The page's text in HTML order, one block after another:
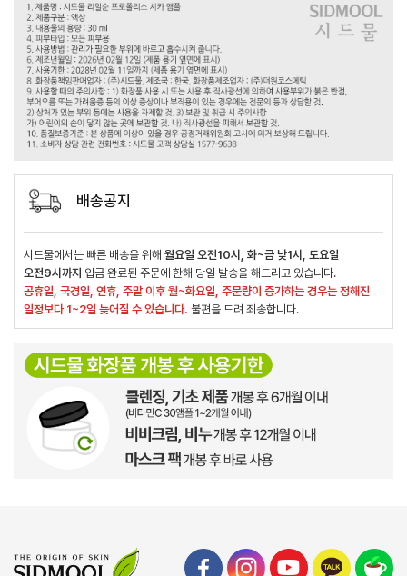
배송공지
시드물에서는 빠른 배송을 위해 월요일 오전10시, 화~금 낮1시, 토요일
오전9시까지 입금 완료된 주문에 한해 당일 발송을 해드리고 있습니다.
공휴일, 국경일, 연휴, 주말 이후 월~화요일, 주문량이 증가하는 경우는 정해진
일정보다 1~2일 늦어질 수 있습니다. 불편을 드려 죄송합니다.